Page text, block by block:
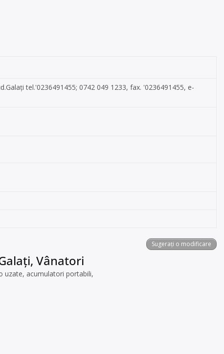
tel.'0236491455; 0742 049 1233, fax. '0236491455, e-
Sugerați o modificare
Vânatori
uzate, acumulatori portabili,